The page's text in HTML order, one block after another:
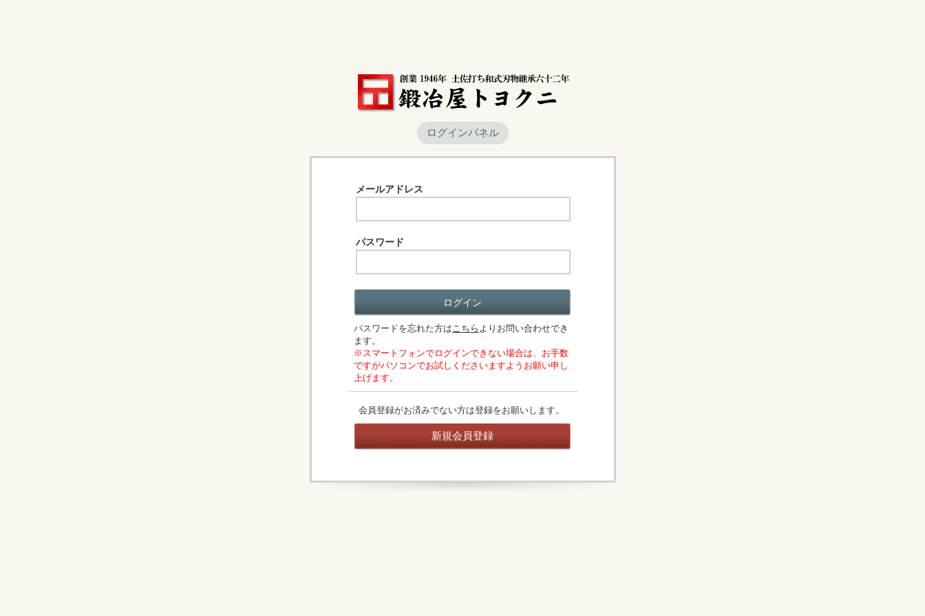
ログインパネル
メールアドレス
パスワード
ログイン
パスワードを忘れた方はこちら よりお問い合わせでき
ます。
※スマートフォンでログインできない場合は、お手数
ですがパソコンでお試しくださいますようお願い申し
上げます。
会員登録がお済みでない方は登録をお願いします。
新規会員登録